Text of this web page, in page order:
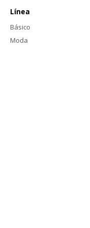
Línea
Básico
Moda